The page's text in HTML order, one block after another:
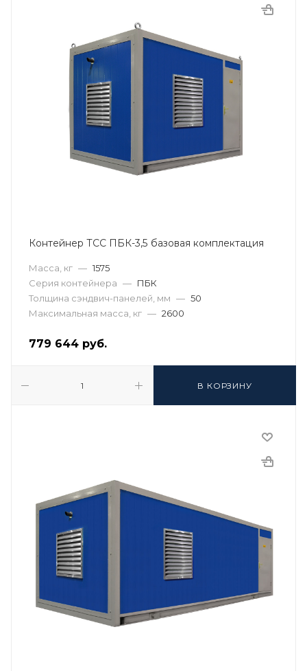
Контейнер ТСС ПБК-3,5 базовая комплектация
Масса, кг — 1575
Серия контейнера — ПБК
Толщина сэндвич-панелей, мм — 50
Максимальная масса, кг — 2600
779 644 руб.
В КОРЗИНУ